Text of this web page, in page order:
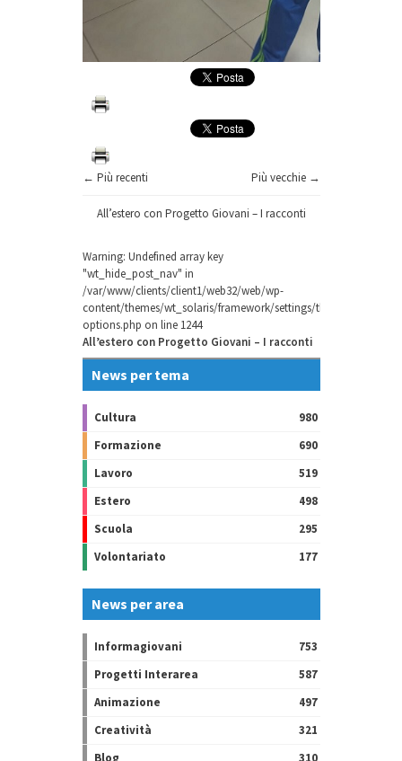
← Più recenti Più vecchie →
All’estero con Progetto Giovani – I racconti
Warning: Undefined array key
"wt_hide_post_nav" in
/var/www/clients/client1/web32/web/wp-
content/themes/wt_solaris/framework/settings/theme-
options.php on line 1244
All’estero con Progetto Giovani – I racconti
News per tema
Cultura
980
Formazione
690
Lavoro
519
Estero
498
Scuola
295
Volontariato
177
News per area
Informagiovani
753
Progetti Interarea
587
Animazione
497
Creatività
321
Blog
310